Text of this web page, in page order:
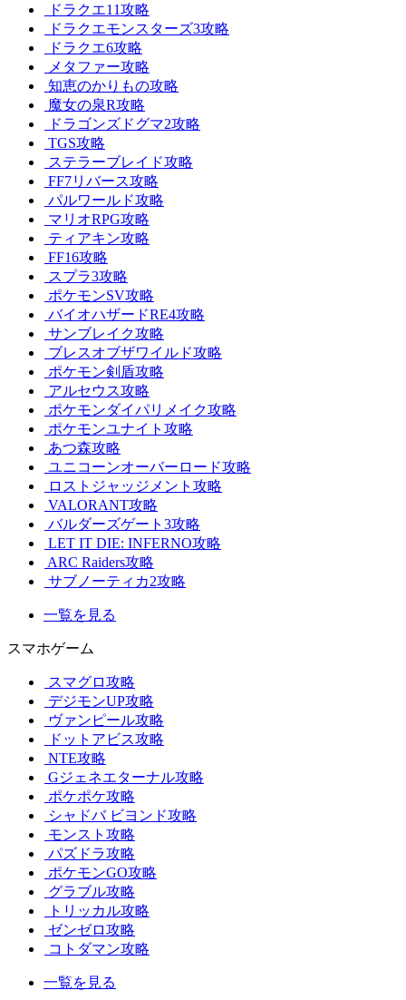
ドラクエ11攻略
ドラクエモンスターズ3攻略
ドラクエ6攻略
メタファー攻略
知恵のかりもの攻略
魔女の泉R攻略
ドラゴンズドグマ2攻略
TGS攻略
ステラーブレイド攻略
FF7リバース攻略
パルワールド攻略
マリオRPG攻略
ティアキン攻略
FF16攻略
スプラ3攻略
ポケモンSV攻略
バイオハザードRE4攻略
サンブレイク攻略
ブレスオブザワイルド攻略
ポケモン剣盾攻略
アルセウス攻略
ポケモンダイパリメイク攻略
ポケモンユナイト攻略
あつ森攻略
ユニコーンオーバーロード攻略
ロストジャッジメント攻略
VALORANT攻略
バルダーズゲート3攻略
LET IT DIE: INFERNO攻略
ARC Raiders攻略
サブノーティカ2攻略
一覧を見る
スマホゲーム
スマグロ攻略
デジモンUP攻略
ヴァンピール攻略
ドットアビス攻略
NTE攻略
Gジェネエターナル攻略
ポケポケ攻略
シャドバ ビヨンド攻略
モンスト攻略
パズドラ攻略
ポケモンGO攻略
グラブル攻略
トリッカル攻略
ゼンゼロ攻略
コトダマン攻略
一覧を見る